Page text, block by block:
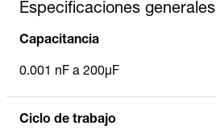
Especificaciones generales
Capacitancia
0.001 nF a 200µF
Ciclo de trabajo